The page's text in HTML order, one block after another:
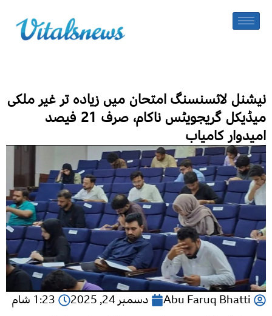
نیشنل لائسنسنگ امتحان میں زیادہ تر غیر ملکی
میڈیکل گریجویٹس ناکام، صرف 21 فیصد
امیدوار کامیاب
Abu Faruq Bhatti دسمبر 24, 2025 1:23 شام